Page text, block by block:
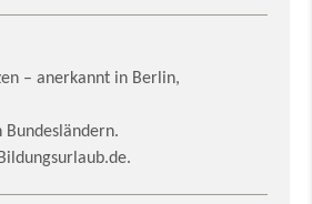
– anerkannt in Berlin,